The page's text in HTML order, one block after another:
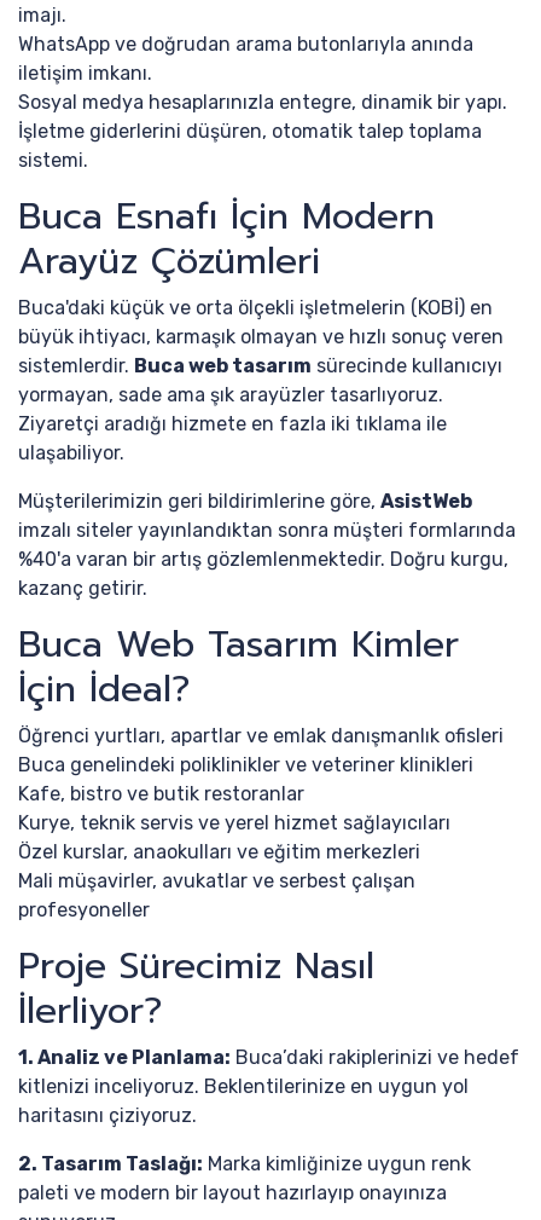
imajı.
WhatsApp ve doğrudan arama butonlarıyla anında
iletişim imkanı.
Sosyal medya hesaplarınızla entegre, dinamik bir yapı.
İşletme giderlerini düşüren, otomatik talep toplama
sistemi.
Buca Esnafı İçin Modern
Arayüz Çözümleri
Buca'daki küçük ve orta ölçekli işletmelerin (KOBİ) en
büyük ihtiyacı, karmaşık olmayan ve hızlı sonuç veren
sistemlerdir. Buca web tasarım sürecinde kullanıcıyı
yormayan, sade ama şık arayüzler tasarlıyoruz.
Ziyaretçi aradığı hizmete en fazla iki tıklama ile
ulaşabiliyor.
Müşterilerimizin geri bildirimlerine göre, AsistWeb
imzalı siteler yayınlandıktan sonra müşteri formlarında
%40'a varan bir artış gözlemlenmektedir. Doğru kurgu,
kazanç getirir.
Buca Web Tasarım Kimler
İçin İdeal?
Öğrenci yurtları, apartlar ve emlak danışmanlık ofisleri
Buca genelindeki poliklinikler ve veteriner klinikleri
Kafe, bistro ve butik restoranlar
Kurye, teknik servis ve yerel hizmet sağlayıcıları
Özel kurslar, anaokulları ve eğitim merkezleri
Mali müşavirler, avukatlar ve serbest çalışan
profesyoneller
Proje Sürecimiz Nasıl
İlerliyor?
1. Analiz ve Planlama: Buca’daki rakiplerinizi ve hedef
kitlenizi inceliyoruz. Beklentilerinize en uygun yol
haritasını çiziyoruz.
2. Tasarım Taslağı: Marka kimliğinize uygun renk
paleti ve modern bir layout hazırlayıp onayınıza